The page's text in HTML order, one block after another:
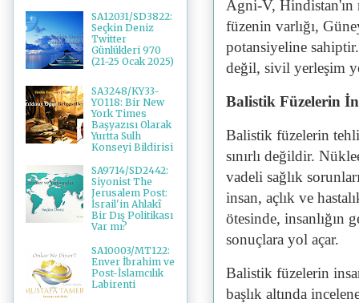
Agni-V, Hindistan'ın
füzenin varlığı,
potansiyeline
değil, sivil yerleşim
Balistik Füzelerin
Balistik füzelerin
sınırlı değildir.
vadeli sağlık
insan, açlık ve
ötesinde, insanlığın
sonuçlara yol açar.
Balistik füzelerin
başlık altında
SA12031/SD3822:
Seçkin Deniz
Twitter
Günlükleri 970
(21-25 Ocak 2025)
SA3248/KY33-
YO118: Bir New
York Times
Başyazısı Olarak
Yurtta Sulh
Konseyi Bildirisi
SA9714/SD2442:
Siyonist The
Jerusalem Post:
İsrail'in Ahlakî
Bir Dış Politikası
Var mı?
SA10003/MT122:
Enver İbrahim ve
Post-İslamcılık
Labirenti